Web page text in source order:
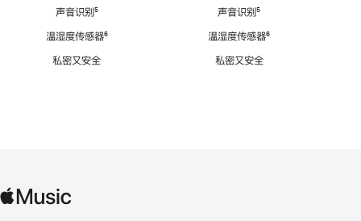
声音识别脚
⁵
温湿度传感器脚
⁶
私密又安全
声音识别脚
⁵
温湿度传感器脚
⁶
私密又安全